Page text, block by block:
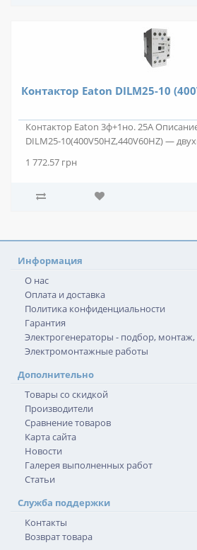
Контактор Eaton DILM25-10
Контактор Eaton 3ф+1но. 25А
DILM25-10(400V50HZ,440V60HZ) —
1 772.57 грн
Информация
О нас
Оплата и доставка
Политика конфиденциальности
Гарантия
Электрогенераторы - подбор,
Электромонтажные работы
Дополнительно
Товары со скидкой
Производители
Сравнение товаров
Карта сайта
Новости
Галерея выполненных работ
Статьи
Служба поддержки
Контакты
Возврат товара